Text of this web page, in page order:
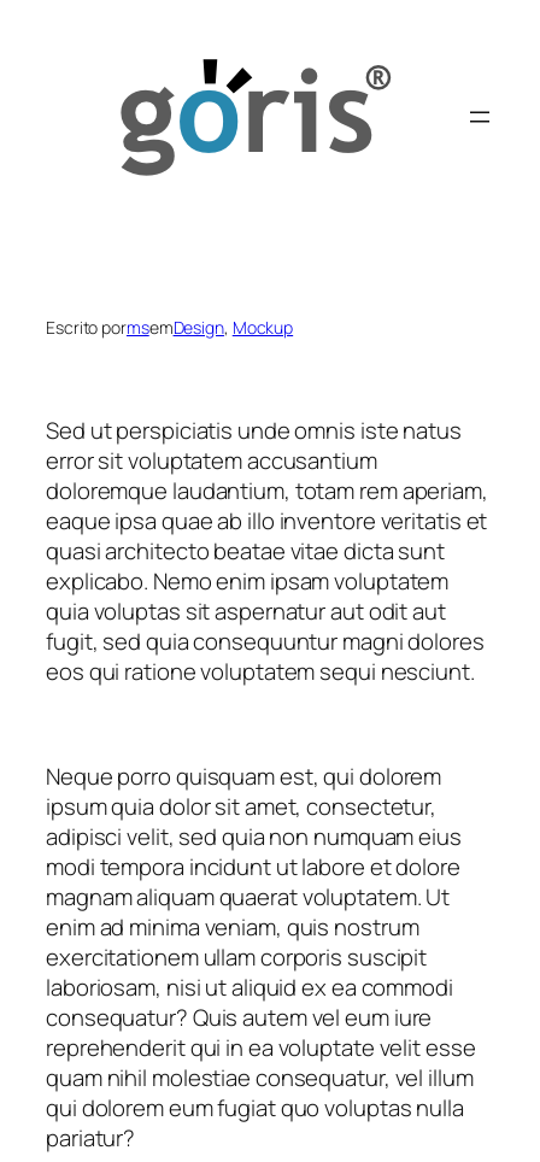
Escrito pormsemDesign, Mockup
Sed ut perspiciatis unde omnis iste natus
error sit voluptatem accusantium
doloremque laudantium, totam rem aperiam,
eaque ipsa quae ab illo inventore veritatis et
quasi architecto beatae vitae dicta sunt
explicabo. Nemo enim ipsam voluptatem
quia voluptas sit aspernatur aut odit aut
fugit, sed quia consequuntur magni dolores
eos qui ratione voluptatem sequi nesciunt.
Neque porro quisquam est, qui dolorem
ipsum quia dolor sit amet, consectetur,
adipisci velit, sed quia non numquam eius
modi tempora incidunt ut labore et dolore
magnam aliquam quaerat voluptatem. Ut
enim ad minima veniam, quis nostrum
exercitationem ullam corporis suscipit
laboriosam, nisi ut aliquid ex ea commodi
consequatur? Quis autem vel eum iure
reprehenderit qui in ea voluptate velit esse
quam nihil molestiae consequatur, vel illum
qui dolorem eum fugiat quo voluptas nulla
pariatur?